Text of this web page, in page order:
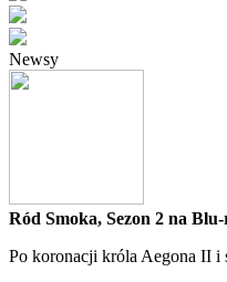
Newsy
Ród Smoka, Sezon 2 na
Po koronacji króla Aegona II i